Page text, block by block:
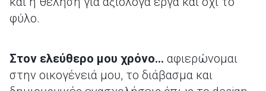
φύλο.
Στον ελεύθερο μου χρόνο… αφιερώνομαι
στην οικογένειά μου, το διάβασμα και